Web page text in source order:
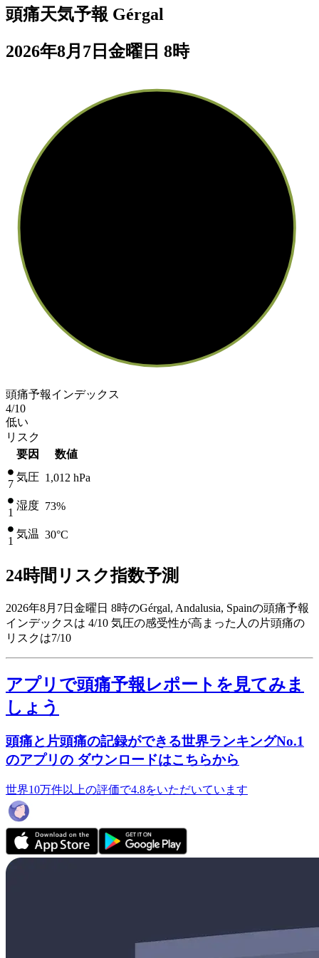
頭痛天気予報 Gérgal
2026年8月7日金曜日 8時
頭痛予報インデックス
4/10
低い
リスク
要因
数値
7
気圧 1,012 hPa
1
湿度 73%
1
気温 30°C
24時間リスク指数予測
2026年8月7日金曜日 8時のGérgal, Andalusia, Spainの頭痛予報
インデックスは 4/10 気圧の感受性が高まった人の片頭痛の
リスクは7/10
アプリで頭痛予報レポートを見てみま
しょう
頭痛と片頭痛の記録ができる世界ランキングNo.1
のアプリの ダウンロードはこちらから
世界10万件以上の評価で4.8をいただいています